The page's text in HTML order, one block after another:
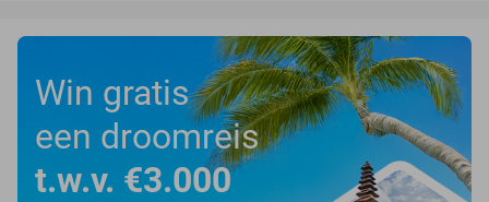
Win gratis
een droomreis
t.w.v. €3.000